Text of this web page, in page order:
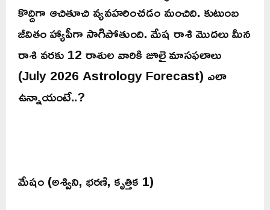
కొద్దిగా ఆచితూచి వ్యవహరించడం మంచిది. కుటుంబ
జీవితం హ్యాపీగా సాగిపోతుంది. మేష రాశి మొదలు మీన
రాశి వరకు 12 రాశుల వారికి జూలై మాసఫలాలు
(July 2026 Astrology Forecast) ఎలా
ఉన్నాయంటే..?
మేషం (అశ్విని, భరణి, కృత్తిక 1)